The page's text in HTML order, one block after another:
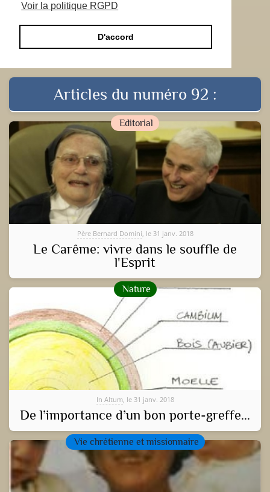
Voir la politique RGPD
D'accord
Articles du numéro 92 :
Editorial
Père Bernard Domini, le 31 janv. 2018
Le Carême: vivre dans le souffle de
l'Esprit
Nature
In Altum, le 31 janv. 2018
De l’importance d’un bon porte-greffe...
Vie chrétienne et missionnaire